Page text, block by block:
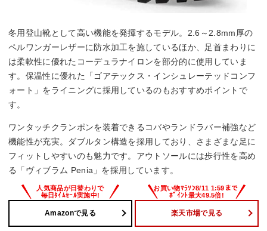
冬用登山靴として高い機能を発揮するモデル。2.6～2.8mm厚の
ペルワンガーレザーに防水加工を施しているほか、足首まわりに
は柔軟性に優れたコーデュラナイロンを部分的に使用していま
す。保温性に優れた「ゴアテックス・インシュレーテッドコンフ
ォート」をライニングに採用しているのもおすすめポイントで
す。
ワンタッチクランポンを装着できるコバやランドラバー補強など
機能性が充実。ダブルタン構造を採用しており、さまざまな足に
フィットしやすいのも魅力です。アウトソールには歩行性を高め
る「ヴィブラム Penia」を採用しています。
Amazonで見る 楽天市場で見る